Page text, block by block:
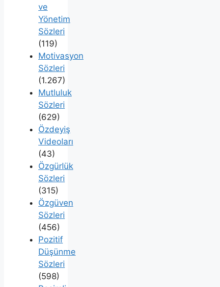
ve
Yönetim
Sözleri
(119)
Motivasyon
Sözleri
(1.267)
Mutluluk
Sözleri
(629)
Özdeyiş
Videoları
(43)
Özgürlük
Sözleri
(315)
Özgüven
Sözleri
(456)
Pozitif
Düşünme
Sözleri
(598)